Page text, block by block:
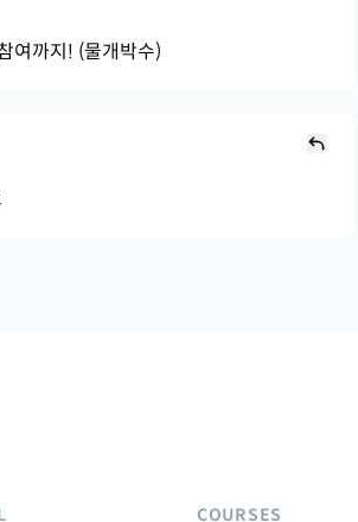
여까지! (물개박수)
COURSES